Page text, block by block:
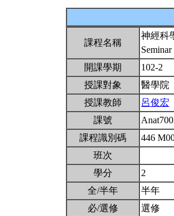
課程名稱
神經科
開課學期
102-2
授課對象
醫學院
授課教師
呂俊宏
課號
課程識別碼
446
班次
學分
2
全/半年
半年
必/選修
選修